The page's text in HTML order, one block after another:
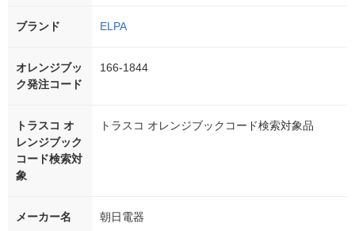
ブランド ELPA
オレンジブッ
ク発注コード
166-1844
トラスコ オ
レンジブック
コード検索対
象
トラスコ オレンジブックコード検索対象品
メーカー名 朝日電器